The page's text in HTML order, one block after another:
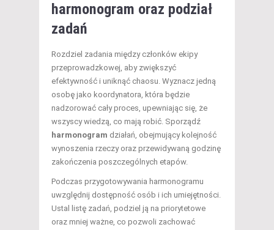
harmonogram oraz podział
zadań
Rozdziel zadania między członków ekipy
przeprowadzkowej, aby zwiększyć
efektywność i uniknąć chaosu. Wyznacz jedną
osobę jako koordynatora, która będzie
nadzorować cały proces, upewniając się, że
wszyscy wiedzą, co mają robić. Sporządź
harmonogram działań, obejmujący kolejność
wynoszenia rzeczy oraz przewidywaną godzinę
zakończenia poszczególnych etapów.
Podczas przygotowywania harmonogramu
uwzględnij dostępność osób i ich umiejętności.
Ustal listę zadań, podziel ją na priorytetowe
oraz mniej ważne, co pozwoli zachować